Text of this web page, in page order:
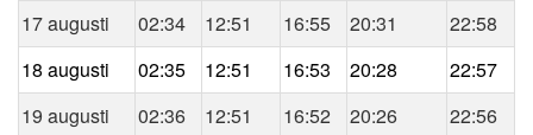
17 augusti
02:34 12:51 16:55 20:31
22:58
18 augusti
02:35 12:51 16:53 20:28
22:57
19 augusti
02:36 12:51 16:52 20:26
22:56